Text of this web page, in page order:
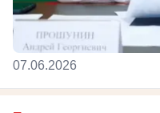
07.06.2026